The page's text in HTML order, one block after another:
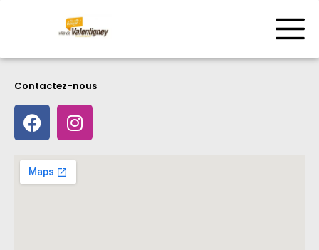
Contactez-nous